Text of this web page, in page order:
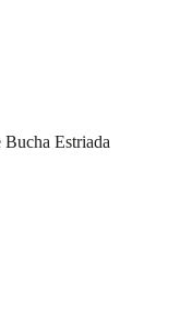
Bucha Estriada